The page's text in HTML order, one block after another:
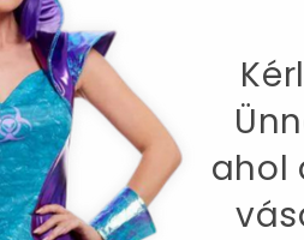
SZÁLLÍTÁS
Öltöny
cm / Belső lábhossz 83
ahol